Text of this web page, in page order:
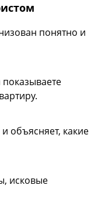
понятно и
объясняет, какие
исковые